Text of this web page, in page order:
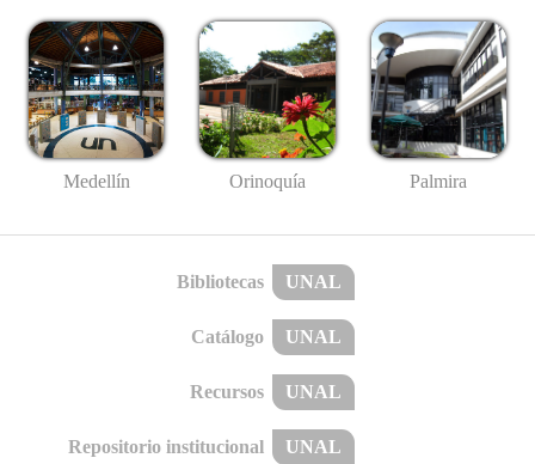
Medellín Orinoquía Palmira
Bibliotecas UNAL
Catálogo UNAL
Recursos UNAL
Repositorio institucional UNAL